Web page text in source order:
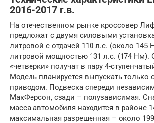
2016-2017 г.в.
На отечественном рынке кроссовер
предложат с двумя силовыми
литровой с отдачей 110 л.с. (около 145
литровой мощностью 131 л.с. (174 Нм).
«четверки» получат в пару 4-
Модель планируется выпускать только
приводом. Подвеска спереди
МакФерсон, сзади – полузависимая.
масса автомобиля находится в районе
максимальная разрешенная – около